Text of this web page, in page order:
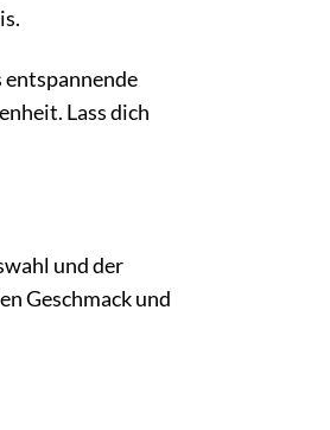
entspannende
Lass dich
und der
Geschmack und